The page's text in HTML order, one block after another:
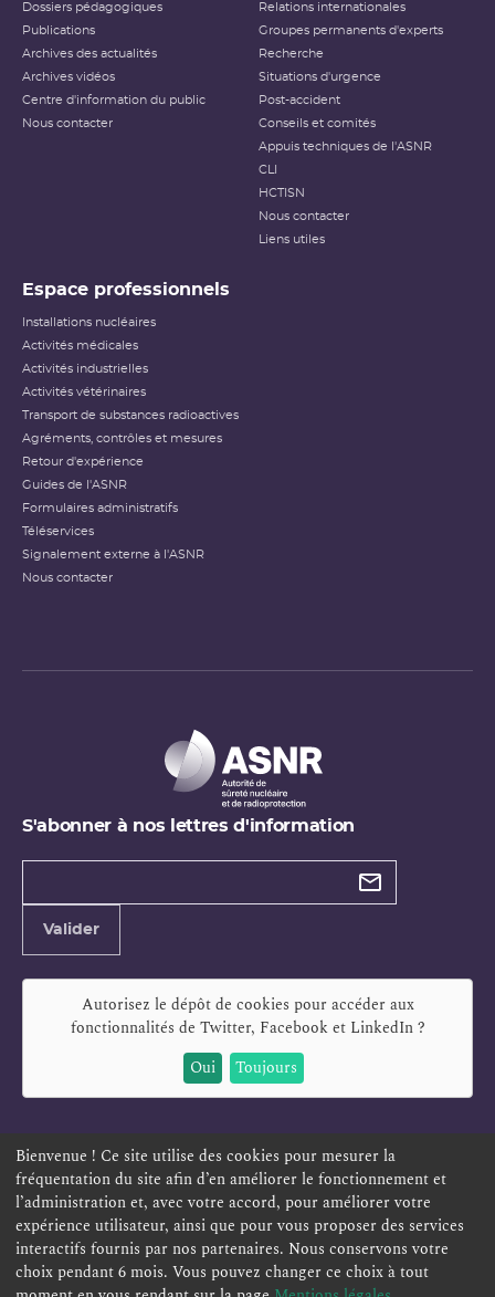
Dossiers pédagogiques
Publications
Archives des actualités
Archives vidéos
Centre d'information du public
Nous contacter
Relations internationales
Groupes permanents d'experts
Recherche
Situations d'urgence
Post-accident
Conseils et comités
Appuis techniques de l'ASNR
CLI
HCTISN
Nous contacter
Liens utiles
Espace professionnels
Installations nucléaires
Activités médicales
Activités industrielles
Activités vétérinaires
Transport de substances radioactives
Agréments, contrôles et mesures
Retour d'expérience
Guides de l'ASNR
Formulaires administratifs
Téléservices
Signalement externe à l'ASNR
Nous contacter
S'abonner à nos lettres d'information
Types de
Valider
Autorisez le dépôt de cookies pour accéder aux
fonctionnalités de Twitter, Facebook et LinkedIn?
Oui
Toujours
ESPACE PERSONNEL OFFRES D'EMPLOI SIGNALEMENT
TÉLÉSERVICES PLAN DU SITE
ACCESSIBILITÉ POLITIQUE DE CONFIDENTIALITÉ
MENTIONS LÉGALES CONTACT
Bienvenue ! Ce site utilise des cookies pour mesurer la
fréquentation du site afin d’en améliorer le fonctionnement et
l’administration et, avec votre accord, pour améliorer votre
expérience utilisateur, ainsi que pour vous proposer des services
interactifs fournis par nos partenaires. Nous conservons votre
choix pendant 6 mois. Vous pouvez changer ce choix à tout